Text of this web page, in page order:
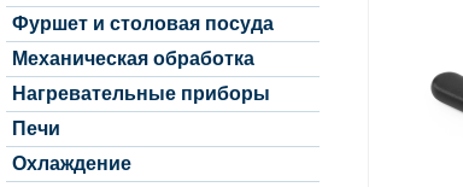
Фуршет и столовая посуда
Механическая обработка
Нагревательные приборы
Печи
Охлаждение